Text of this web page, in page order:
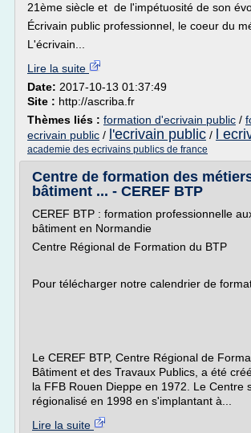
21ème siècle et de l'impétuosité de son
Écrivain public professionnel, le coeur du
L'écrivain...
Lire la suite
Date: 2017-10-13 01:37:49
Site : http://ascriba.fr
Thèmes liés : formation d'ecrivain public /
ecrivain public / l'ecrivain public / l
academie des ecrivains publics de france
Centre de formation des
bâtiment ... - CEREF BTP
CEREF BTP : formation professionnelle
bâtiment en Normandie
Centre Régional de Formation du BTP
Pour télécharger notre calendrier de
Le CEREF BTP, Centre Régional de
Bâtiment et des Travaux Publics, a été
la FFB Rouen Dieppe en 1972. Le Centre
régionalisé en 1998 en s'implantant à...
Lire la suite